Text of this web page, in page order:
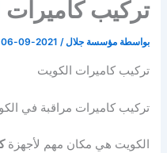
تركيب كاميرات
بواسطة مؤسسة جلال/
2021-09-06
تركيب كاميرات الكويت
تركيب كاميرات مراقبة في
الكويت هي مكان مهم لأجهزة